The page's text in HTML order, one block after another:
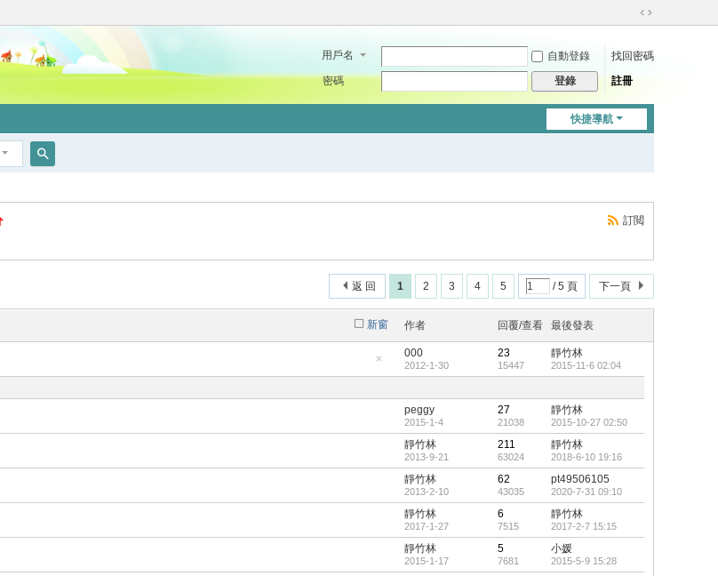
切
到
用戶名 自動登錄
找回密碼
密碼
登錄 註冊
快捷導航
索
訂閲
1 2 3 4 5 / 5 頁 下一頁
返 回
新窗 作者 回覆/查看 最後發表
藏
頂
000
2012-1-30
23
15447
靜竹林
2015-11-6 02:04
peggy
2015-1-4
27
21038
靜竹林
2015-10-27 02:50
靜竹林
2013-9-21
211
63024
靜竹林
2018-6-10 19:16
靜竹林
2013-2-10
62
43035
pt49506105
2020-7-31 09:10
靜竹林
2017-1-27
6
7515
靜竹林
2017-2-7 15:15
靜竹林
2015-1-17
5
7681
小媛
2015-5-9 15:28